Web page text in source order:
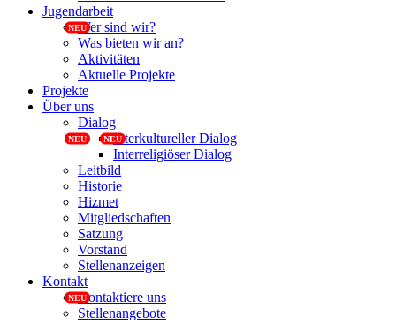
Jugendarbeit
Wer sind wir?
Was bieten wir an?
Aktivitäten
Aktuelle Projekte
Projekte
Über uns
Dialog
Interkultureller Dialog
Interreligiöser Dialog
Leitbild
Historie
Hizmet
Mitgliedschaften
Satzung
Vorstand
Stellenanzeigen
Kontakt
Kontaktiere uns
Stellenangebote